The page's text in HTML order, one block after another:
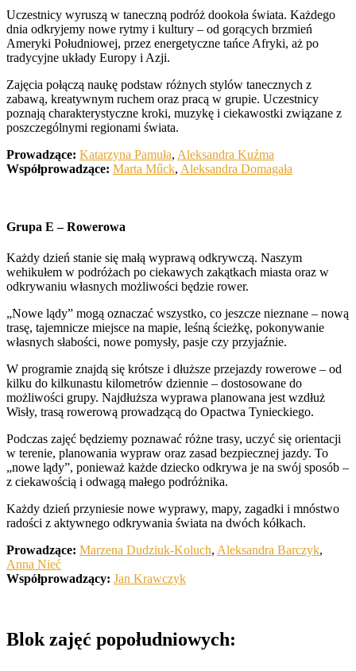
Uczestnicy wyruszą w taneczną podróż dookoła świata. Każdego
dnia odkryjemy nowe rytmy i kultury – od gorących brzmień
Ameryki Południowej, przez energetyczne tańce Afryki, aż po
tradycyjne układy Europy i Azji.
Zajęcia połączą naukę podstaw różnych stylów tanecznych z
zabawą, kreatywnym ruchem oraz pracą w grupie. Uczestnicy
poznają charakterystyczne kroki, muzykę i ciekawostki związane z
poszczególnymi regionami świata.
Prowadzące: Katarzyna Pamuła, Aleksandra Kuźma
Współprowadzące: Marta Műck, Aleksandra Domagała
Grupa E – Rowerowa
Każdy dzień stanie się małą wyprawą odkrywczą. Naszym
wehikułem w podróżach po ciekawych zakątkach miasta oraz w
odkrywaniu własnych możliwości będzie rower.
„Nowe lądy” mogą oznaczać wszystko, co jeszcze nieznane – nową
trasę, tajemnicze miejsce na mapie, leśną ścieżkę, pokonywanie
własnych słabości, nowe pomysły, pasje czy przyjaźnie.
W programie znajdą się krótsze i dłuższe przejazdy rowerowe – od
kilku do kilkunastu kilometrów dziennie – dostosowane do
możliwości grupy. Najdłuższa wyprawa planowana jest wzdłuż
Wisły, trasą rowerową prowadzącą do Opactwa Tynieckiego.
Podczas zajęć będziemy poznawać różne trasy, uczyć się orientacji
w terenie, planowania wypraw oraz zasad bezpiecznej jazdy. To
„nowe lądy”, ponieważ każde dziecko odkrywa je na swój sposób –
z ciekawością i odwagą małego podróżnika.
Każdy dzień przyniesie nowe wyprawy, mapy, zagadki i mnóstwo
radości z aktywnego odkrywania świata na dwóch kółkach.
Prowadzące: Marzena Dudziuk-Koluch, Aleksandra Barczyk,
Anna Nieć
Współprowadzący: Jan Krawczyk
Blok zajęć popołudniowych: